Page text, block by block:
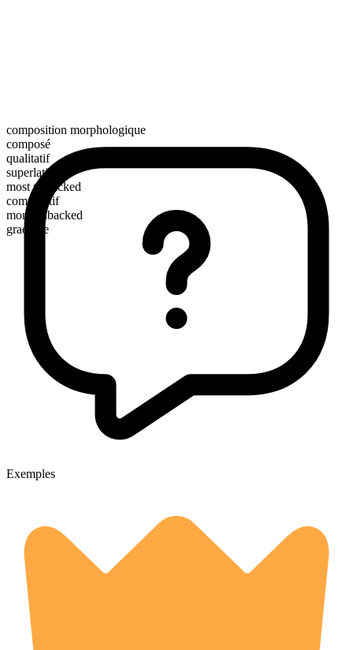
composition morphologique
composé
qualitatif
superlatif
most unbacked
comparatif
more unbacked
gradable
Exemples